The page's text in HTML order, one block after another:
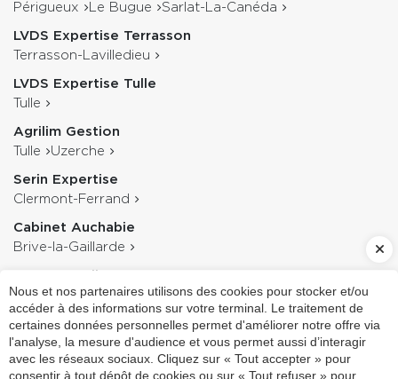
Périgueux
Le Bugue Sarlat-La-Canéda
LVDS Expertise Terrasson
Terrasson-Lavilledieu
LVDS Expertise Tulle
Tulle
Agrilim Gestion
Tulle
Uzerche
Serin Expertise
Clermont-Ferrand
Cabinet Auchabie
Brive-la-Gaillarde
Gueret
Cabinet Larribe-Valvo
Brive-la-Gaillarde
LVDS Audit
Nous et nos partenaires utilisons des cookies pour stocker et/ou
accéder à des informations sur votre terminal. Le traitement de
certaines données personnelles permet d'améliorer notre offre via
l'analyse, la mesure d'audience et vous permet aussi d’interagir
avec les réseaux sociaux. Cliquez sur « Tout accepter » pour
consentir à tout dépôt de cookies ou sur « Tout refuser » pour